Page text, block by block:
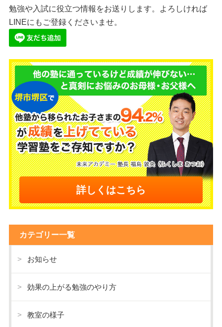
勉強や入試に役立つ情報をお送りします。よろしければ
LINEにもご登録くださいませ。
詳しくはこちら
カテゴリー一覧
お知らせ
効果の上がる勉強のやり方
教室の様子